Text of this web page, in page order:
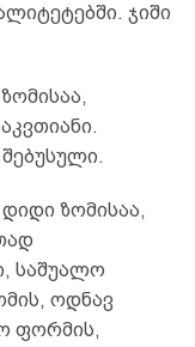
ჯიში
ზომისაა,
საშუალო
ოდნავ
ფორმის,